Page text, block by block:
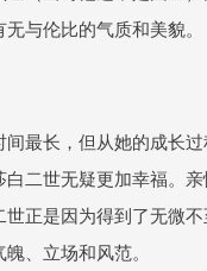
与伦比的气质和美貌。
最长，但从她的成长
二世无疑更加幸福。
正是因为得到了无微不
、立场和风范。